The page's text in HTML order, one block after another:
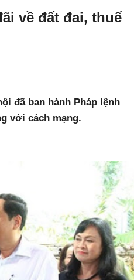
về đất đai, thuế
đã ban hành Pháp lệnh
với cách mạng.